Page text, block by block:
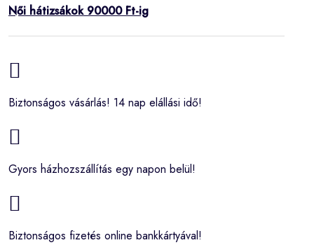
Női hátizsákok 90000 Ft-ig
Biztonságos vásárlás! 14 nap elállási idő!
Gyors házhozszállítás egy napon belül!
Biztonságos fizetés online bankkártyával!